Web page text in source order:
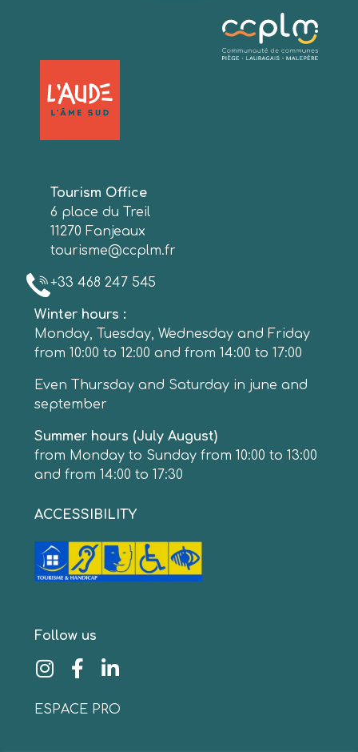
Tourism Office
6 place du Treil
11270 Fanjeaux
tourisme@ccplm.fr
+33 468 247 545
Winter hours :
Monday, Tuesday, Wednesday and Friday
from 10:00 to 12:00 and from 14:00 to 17:00
Even Thursday and Saturday in june and
september
Summer hours (July August)
from Monday to Sunday from 10:00 to 13:00
and from 14:00 to 17:30
ACCESSIBILITY
Follow us
ESPACE PRO